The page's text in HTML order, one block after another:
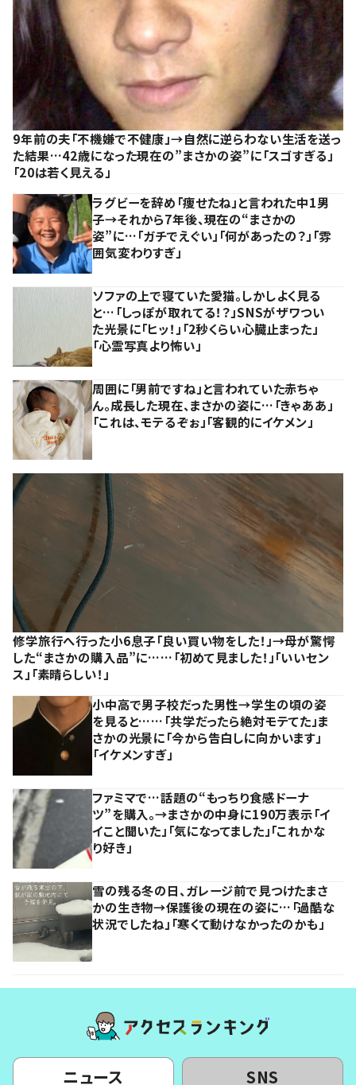
9年前の夫「不機嫌で不健康」→自然に逆らわない生活を送っ
た結果…42歳になった現在の”まさかの姿”に「スゴすぎる」
「20は若く見える」
ラグビーを辞め「痩せたね」と言われた中1男
子→それから7年後、現在の“まさかの
姿”に…「ガチでえぐい」「何があったの？」「雰
囲気変わりすぎ」
ソファの上で寝ていた愛猫。しかしよく見る
と…「しっぽが取れてる！？」SNSがザワつい
た光景に「ヒッ！」「2秒くらい心臓止まった」
「心霊写真より怖い」
周囲に「男前ですね」と言われていた赤ちゃ
ん。成長した現在、まさかの姿に…「きゃああ」
「これは、モテるぞぉ」「客観的にイケメン」
修学旅行へ行った小6息子「良い買い物をした！」→母が驚愕
した“まさかの購入品”に……「初めて見ました！」「いいセン
ス」「素晴らしい！」
小中高で男子校だった男性→学生の頃の姿
を見ると……「共学だったら絶対モテてた」ま
さかの光景に「今から告白しに向かいます」
「イケメンすぎ」
ファミマで…話題の“もっちり食感ドーナ
ツ”を購入。→まさかの中身に190万表示「イ
イこと聞いた」「気になってました」「これかな
り好き」
雪の残る冬の日、ガレージ前で見つけたまさ
かの生き物→保護後の現在の姿に…「過酷な
状況でしたね」「寒くて動けなかったのかも」
ニュース SNS